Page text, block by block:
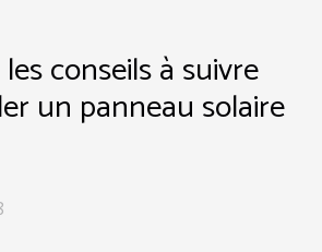
conseils à suivre
un panneau solaire